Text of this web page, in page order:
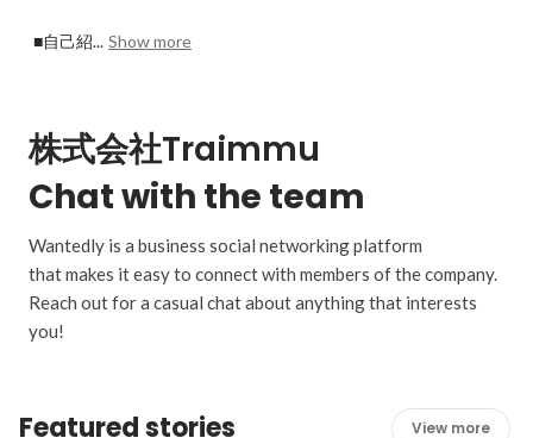
■自己紹... Show more
株式会社Traimmu
Chat with the team
Wantedly is a business social networking platform
that makes it easy to connect with members of the company.
Reach out for a casual chat about anything that interests
you!
Featured stories View more